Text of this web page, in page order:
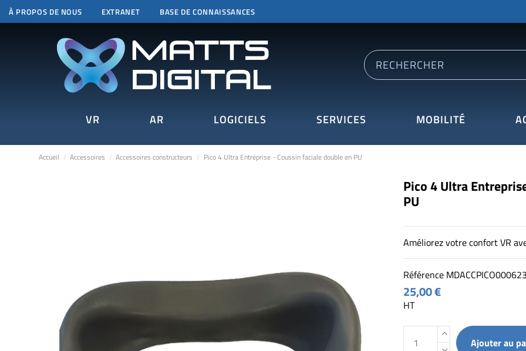
À PROPOS DE NOUS EXTRANET BASE DE CONNAISSANCES
VR AR LOGICIELS SERVICES MOBILITÉ
Accueil Accessoires Accessoires constructeurs Pico 4 Ultra Entreprise - Coussin faciale double en PU
Pico 4 Ultra
PU
Améliorez votre confort VR
Référence
25,00 €
HT
Ajouter au